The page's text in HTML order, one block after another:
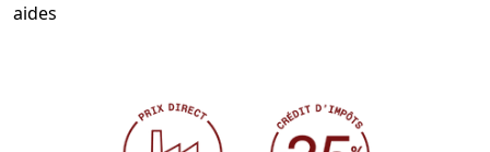
aides